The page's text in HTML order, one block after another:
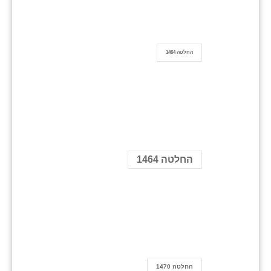
החלטה 1464
החלטה 1464
החלטה 1470